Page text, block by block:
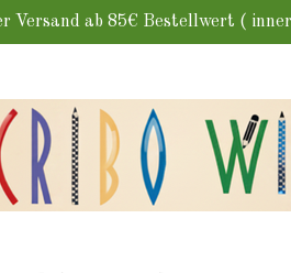
Versand ab 85€ Bestellwert (